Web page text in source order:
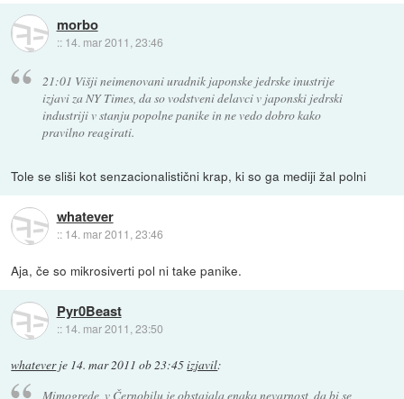
morbo
:: 14. mar 2011, 23:46
21:01 Višji neimenovani uradnik japonske jedrske inustrije
izjavi za NY Times, da so vodstveni delavci v japonski jedrski
industriji v stanju popolne panike in ne vedo dobro kako
pravilno reagirati.
Tole se sliši kot senzacionalistični krap, ki so ga mediji žal polni
whatever
:: 14. mar 2011, 23:46
Aja, če so mikrosiverti pol ni take panike.
Pyr0Beast
:: 14. mar 2011, 23:50
whateverje 14. mar 2011 ob 23:45izjavil:
Mimogrede, v Černobilu je obstajala enaka nevarnost, da bi se